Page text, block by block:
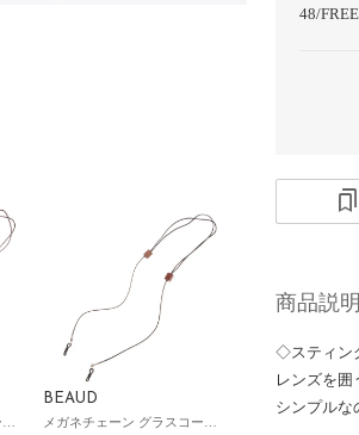
BEAUD
48/FREE
商品説明
◇スティン
レンズを囲
シンプルな